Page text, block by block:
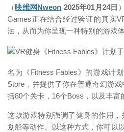
（映维网Nweon 2025年01月24日
Games正在结合经过验证的真实
法，从而为你呈现一种特别的游戏体
名为《Fitness Fables》的游戏计
Store，并提供了你在普通奇幻游
括80个关卡，16个Boss，以及丰富
这款游戏特别强调了健身的作用
划船等动作。以这种方式，你可以
映维网（